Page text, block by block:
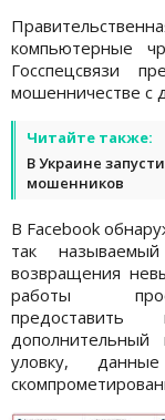
компьютерные
Госспецсвязи
мошенничестве с
Читайте также:
В Украине
мошенников
В Facebook
так
возвращения
работы
уловку,